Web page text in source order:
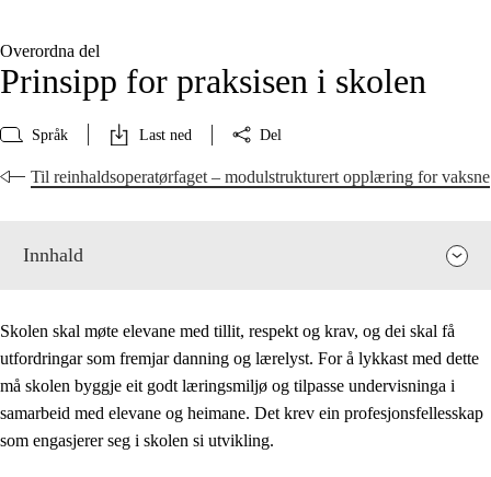
Overordna del
Prinsipp for praksisen i skolen
Språk Last ned Del
Til reinhaldsoperatørfaget – modulstrukturert opplæring for vaksne
Innhald
Skolen skal møte elevane med tillit, respekt og krav, og dei skal få
utfordringar som fremjar danning og lærelyst. For å lykkast med dette
må skolen byggje eit godt læringsmiljø og tilpasse undervisninga i
samarbeid med elevane og heimane. Det krev ein profesjonsfellesskap
som engasjerer seg i skolen si utvikling.